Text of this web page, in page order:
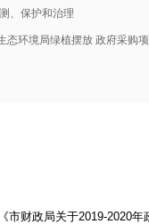
、保护和治理
态环境局绿植摆放 政府采购
市财政局关于2019-2020年